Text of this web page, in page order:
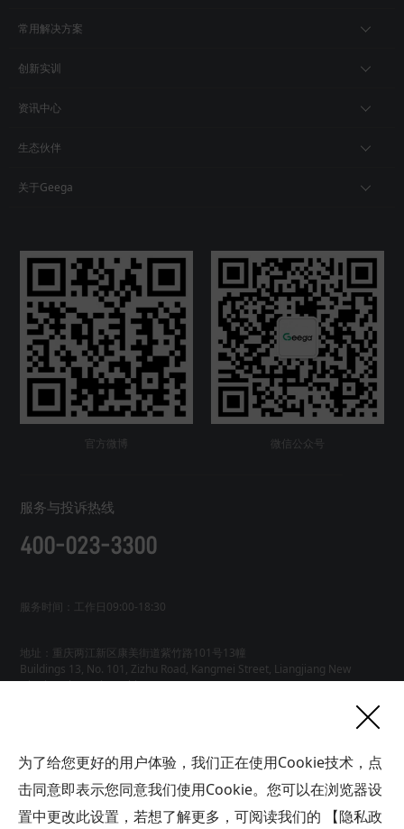
常用解决方案
创新实训
资讯中心
生态伙伴
关于Geega
官方微博 微信公众号
服务与投诉热线
400-023-3300
服务时间：工作日09:00-18:30
地址：重庆两江新区康美街道紫竹路101号13幢
Buildings 13, No. 101, Zizhu Road, Kangmei Street, Liangjiang New
网站地图 工业AI智能体
版权所有广域铭岛数字科技有限公司 GYMD Digital Technology
我们
为了给您更好的用户体验，我们正在使用Cookie技术，点
击同意即表示您同意我们使用Cookie。您可以在浏览器设
置中更改此设置，若想了解更多，可阅读我们的
【隐私政